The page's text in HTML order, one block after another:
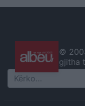
©
gjitha
Search